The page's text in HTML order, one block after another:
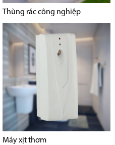
Thùng rác công nghiệp
Máy xịt thơm